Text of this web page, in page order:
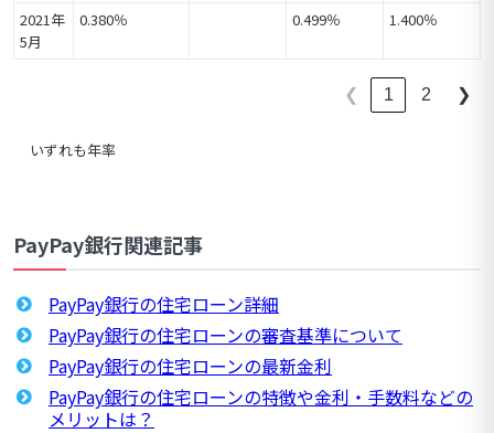
2021年
5月
0.380％ 0.499％ 1.400％
❮ 1 2 ❯
いずれも年率
PayPay銀行関連記事
PayPay銀行の住宅ローン詳細
PayPay銀行の住宅ローンの審査基準について
PayPay銀行の住宅ローンの最新金利
PayPay銀行の住宅ローンの特徴や金利・手数料などの
メリットは？